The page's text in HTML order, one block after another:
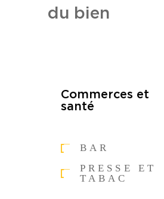
du bien
Commerces et
santé
BAR
PRESSE ET
TABAC